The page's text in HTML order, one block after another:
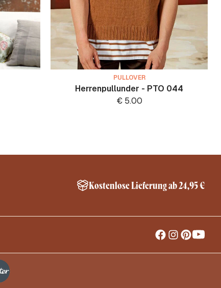
PULLOVER
Herrenpullunder - PTO 044
€5.00
Kostenlose Lieferung ab 24,95 €